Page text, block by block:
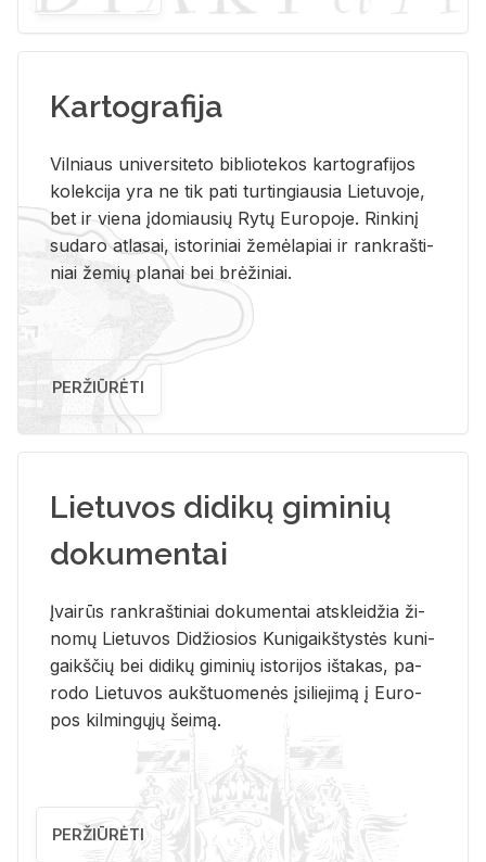
Kartografija
Vil­niaus uni­ver­si­te­to bi­b­lio­te­kos kar­to­gra­fi­jos
ko­lek­ci­ja yra ne tik pati tur­tin­giau­sia Lie­tu­vo­je,
bet ir vie­na įdo­miau­sių Rytų Eu­ro­po­je. Rin­ki­nį
su­da­ro at­la­sai, is­to­ri­niai že­mė­la­piai ir rank­raš­ti­
niai že­mių pla­nai bei brė­ži­niai.
PERŽIŪRĖTI
Lietuvos didikų giminių
dokumentai
Įvai­rūs rank­raš­ti­niai do­ku­men­tai at­sklei­džia ži­
no­mų Lie­tu­vos Di­džio­sios Ku­ni­gaikš­tys­tės ku­ni­
gaikš­čių bei di­di­kų gi­mi­nių is­to­ri­jos iš­ta­kas, pa­
ro­do Lie­tu­vos aukš­tuo­me­nės įsi­lie­ji­mą į Eu­ro­
pos kil­min­gų­jų šei­mą.
PERŽIŪRĖTI